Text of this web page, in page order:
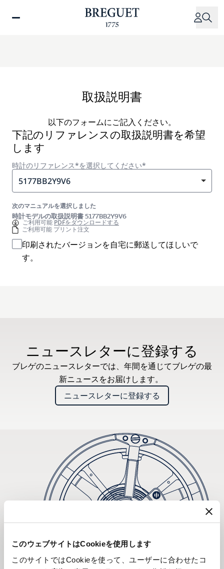
このウェブサイトはCookieを使用します
このサイトではCookieを使って、ユーザーに合わせたコ
取扱説明書
以下のフォームにご記入ください。
下記のリファレンスの取扱説明書を希望
します
時計のリファレンス*を選択してください*
5177BB2Y9V6
次のマニュアルを選択しました
時計モデルの取扱説明書 5177BB2Y9V6
ご利用可能PDFをダウンロードする
ご利用可能 プリント注文
印刷されたバージョンを自宅に郵送してほしいで
す。
ニュースレターに登録する
ブレゲのニュースレターでは、年間を通じてブレゲの最
新ニュースをお届けします。
ニュースレターに登録する